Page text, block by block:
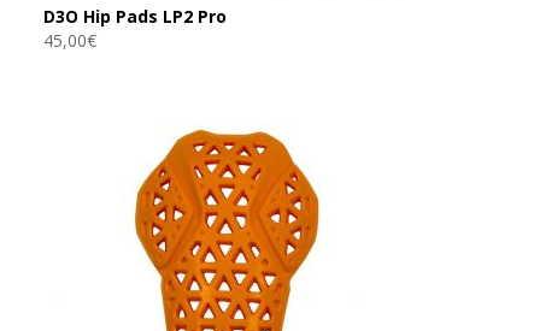
D3O Hip Pads LP2 Pro
45,00€